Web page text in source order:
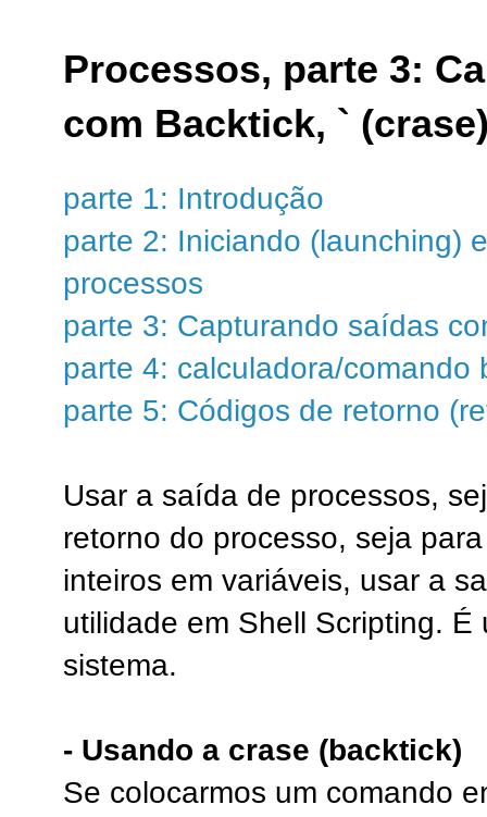
Processos, parte 3:
com Backtick, `
parte 1: Introdução
parte 2: Iniciando (launching)
processos
parte 3: Capturando saídas
parte 4: calculadora/comando
parte 5: Códigos de retorno
Usar a saída de processos,
retorno do processo, seja
inteiros em variáveis, usar a
utilidade em Shell Scripting. É
sistema.
- Usando a crase (backtick)
Se colocarmos um comando